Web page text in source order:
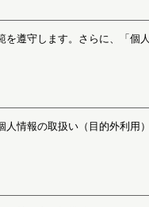
遵守します。さらに、「個
情報の取扱い（目的外利用